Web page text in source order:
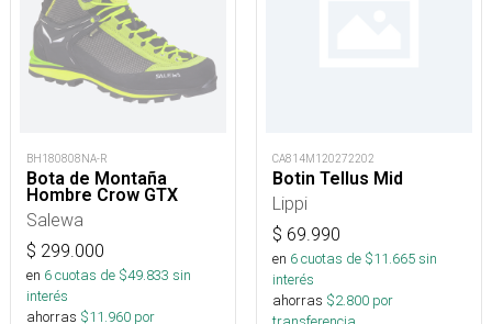
BH180808NA-R
Bota de Montaña
Hombre Crow GTX
Salewa
$ 299.000
en 6cuotas de $49.833 sin
interés
ahorras $11.960 por
CA814M120272202
Botin Tellus Mid
Lippi
$ 69.990
en 6cuotas de $11.665sin
interés
ahorras $2.800 por